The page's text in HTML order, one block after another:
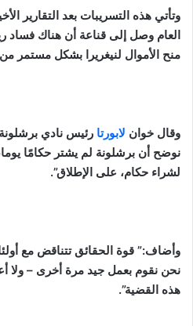
وتأتي هذه التسريبات بعد التقارير
العام وصل إلى قناعة أن هناك
منح الأموال لنيغريرا بشكل مستمر من 2001 إلى 2018.
وقال خوان لابورتا رئيس نادي
نوضح أن برشلونة لم يشتر حكامًا
لشراء حكام، على الإطلاق”.
وأضاف:” قوة الحقائق تتناقض مع
نحن نقوم بعمل جيد مرة أخرى – ولا
هذه القضية”.